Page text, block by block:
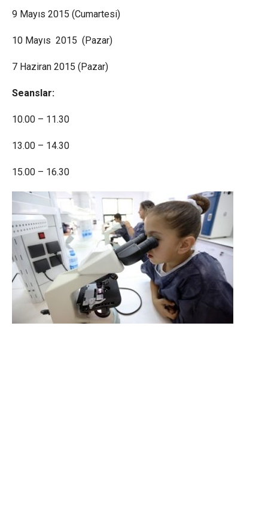
9 Mayıs 2015 (Cumartesi)
10 Mayıs 2015 (Pazar)
7 Haziran 2015 (Pazar)
Seanslar:
10.00 – 11.30
13.00 – 14.30
15.00 – 16.30